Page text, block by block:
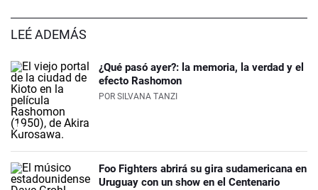
LEÉ ADEMÁS
¿Qué pasó ayer?: la memoria, la verdad y el
efecto Rashomon
POR SILVANA TANZI
Foo Fighters abrirá su gira sudamericana en
Uruguay con un show en el Centenario